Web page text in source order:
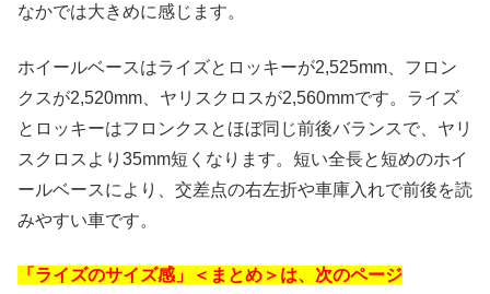
なかでは大きめに感じます。
ホイールベースはライズとロッキーが2,525mm、フロン
クスが2,520mm、ヤリスクロスが2,560mmです。ライズ
とロッキーはフロンクスとほぼ同じ前後バランスで、ヤリ
スクロスより35mm短くなります。短い全長と短めのホイ
ールベースにより、交差点の右左折や車庫入れで前後を読
みやすい車です。
「ライズのサイズ感」＜まとめ＞は、次のページ